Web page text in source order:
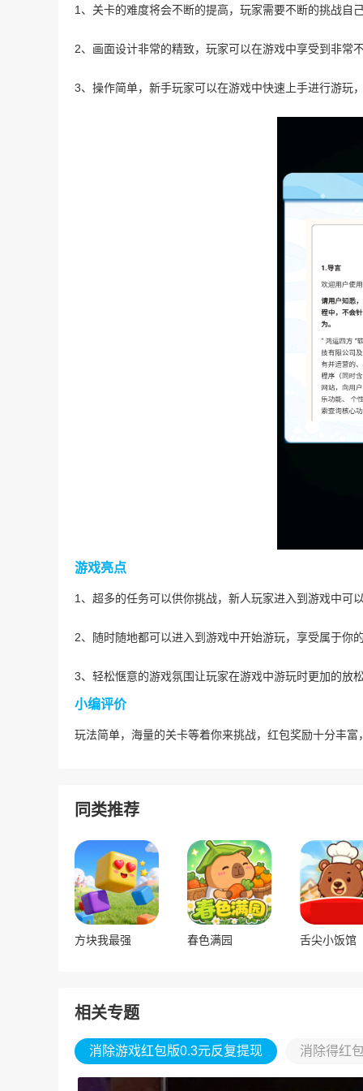
1、关卡的难度将会不断的提高，玩家需要不断的挑战自
2、画面设计非常的精致，玩家可以在游戏中享受到非常
3、操作简单，新手玩家可以在游戏中快速上手进行游玩
游戏亮点
1、超多的任务可以供你挑战，新人玩家进入到游戏中可
2、随时随地都可以进入到游戏中开始游玩，享受属于你
3、轻松惬意的游戏氛围让玩家在游戏中游玩时更加的放
小编评价
玩法简单，海量的关卡等着你来挑战，红包奖励十分丰
同类推荐
方块我最强 春色满园 舌尖小饭馆
相关专题
消除游戏红包版0.3元反复提现 消除得红